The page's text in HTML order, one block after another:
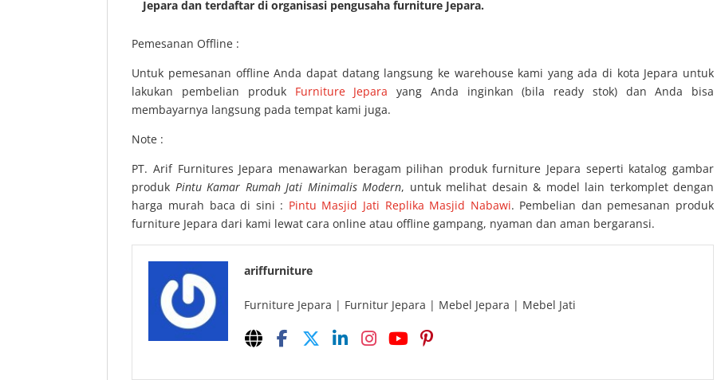
Jepara dan terdaftar di organisasi pengusaha furniture Jepara.
Pemesanan Offline :
Untuk pemesanan offline Anda dapat datang langsung ke warehouse kami yang ada di kota Jepara untuk
lakukan pembelian produk Furniture Jepara yang Anda inginkan (bila ready stok) dan Anda bisa
membayarnya langsung pada tempat kami juga.
Note :
PT. Arif Furnitures Jepara menawarkan beragam pilihan produk furniture Jepara seperti katalog gambar
produk Pintu Kamar Rumah Jati Minimalis Modern, untuk melihat desain & model lain terkomplet dengan
harga murah baca di sini : Pintu Masjid Jati Replika Masjid Nabawi. Pembelian dan pemesanan produk
furniture Jepara dari kami lewat cara online atau offline gampang, nyaman dan aman bergaransi.
ariffurniture
Furniture Jepara | Furnitur Jepara | Mebel Jepara | Mebel Jati